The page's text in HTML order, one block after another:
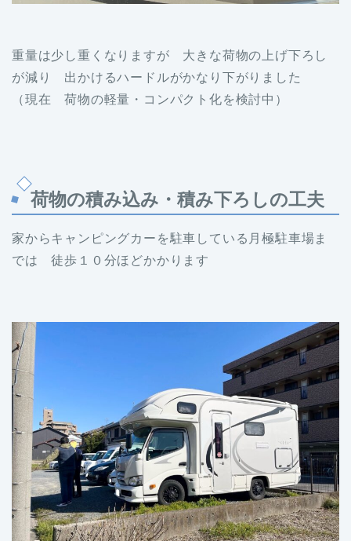
重量は少し重くなりますが 大きな荷物の上げ下ろし
が減り 出かけるハードルがかなり下がりました
（現在 荷物の軽量・コンパクト化を検討中）
荷物の積み込み・積み下ろしの工夫
家からキャンピングカーを駐車している月極駐車場ま
では 徒歩１０分ほどかかります